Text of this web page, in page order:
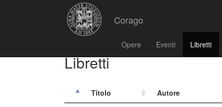
Corago
Opere Eventi Libretti
Libretti
Titolo
Autore